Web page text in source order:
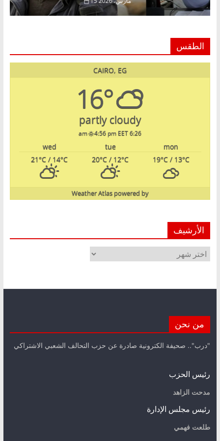
الطقس
CAIRO, EG
16°
partly cloudy
6:26 am
4:56 pm EET
mon
tue
wed
19°C/ 13°C
20°C / 12°C
21°C / 14°C
powered by
Weather Atlas
الأرشيف
الأرشيف
من نحن
"درب".. صحيفة الكترونية صادرة عن حزب التحالف الشعبي الاشتراكي
رئيس الحزب
مدحت الزاهد
رئيس مجلس الإدارة
طلعت فهمي